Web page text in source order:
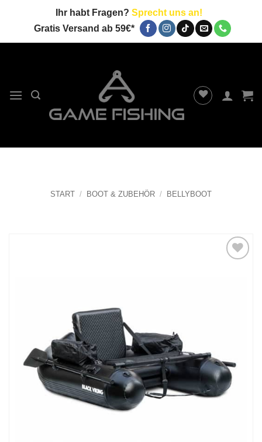
Ihr habt Fragen? Sprecht uns an!
Gratis Versand ab 59€*
START / BOOT & ZUBEHÖR / BELLYBOOT